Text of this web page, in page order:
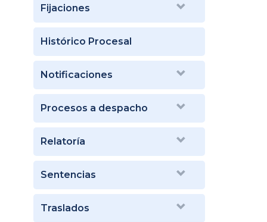
Fijaciones
Histórico Procesal
Notificaciones
Procesos a despacho
Relatoría
Sentencias
Traslados